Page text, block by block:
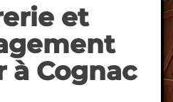
et
Cognac